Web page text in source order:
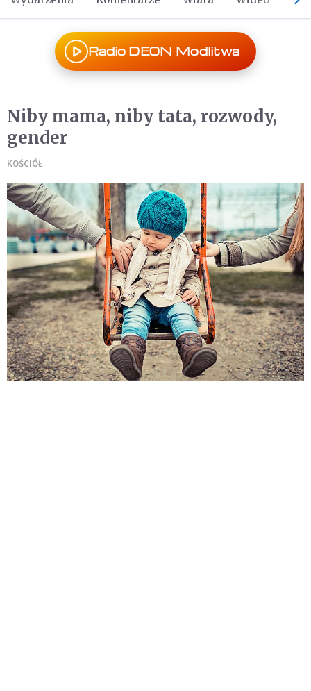
Radio DEON Modlitwa
Niby mama, niby tata, rozwody,
gender
KOŚCIÓŁ